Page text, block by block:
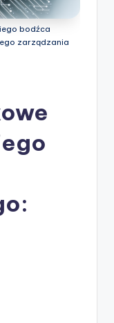
bodźca
zarządzania